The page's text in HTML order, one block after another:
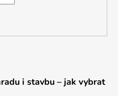
i stavbu – jak vybrat